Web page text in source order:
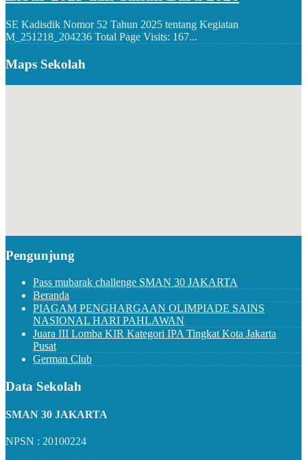
SE Kadisdik Nomor 52 Tahun 2025 tentang Kegiatan
M_251218_204236 Total Page Visits: 167...
Maps Sekolah
Pengunjung
Pass mubarak challenge SMAN 30 JAKARTA
Beranda
PIAGAM PENGHARGAAN OLIMPIADE SAINS
NASIONAL HARI PAHLAWAN
Juara III Lomba KIR Kategori IPA Tingkat Kota Jakarta
Pusat
German Club
Data Sekolah
SMAN 30 JAKARTA
NPSN : 20100224